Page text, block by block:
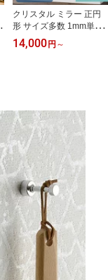
クリスタル ミラー 正円
形 サイズ多数 1mm単位
の指定も◎ 円形 鏡 壁掛
け ミラー 壁掛け 日本製
ール 送料無料 模様替え
14,000 円 ～